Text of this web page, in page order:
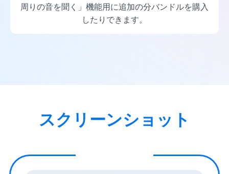
周りの音を聞く」機能用に追加の分バンドルを購入
したりできます。
スクリーンショット